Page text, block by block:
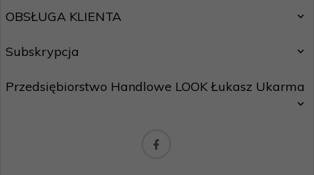
OBSŁUGA KLIENTA
Subskrypcja
Przedsiębiorstwo Handlowe LOOK Łukasz Ukarma